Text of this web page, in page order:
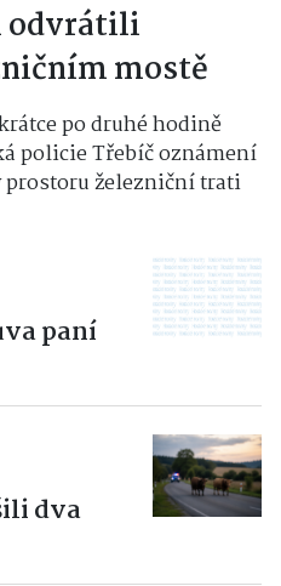
odvrátili
mostě
po druhé hodině
policie Třebíč oznámení
prostoru železniční trati
paní
dva